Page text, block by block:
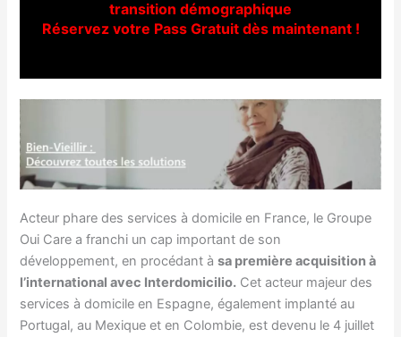
transition démographique
Réservez votre Pass Gratuit dès maintenant !
Acteur phare des services à domicile en France, le Groupe
Oui Care a franchi un cap important de son
développement, en procédant àsa première acquisition à
l’international avec Interdomicilio. Cet acteur majeur des
services à domicile en Espagne, également implanté au
Portugal, au Mexique et en Colombie, est devenu le 4 juillet